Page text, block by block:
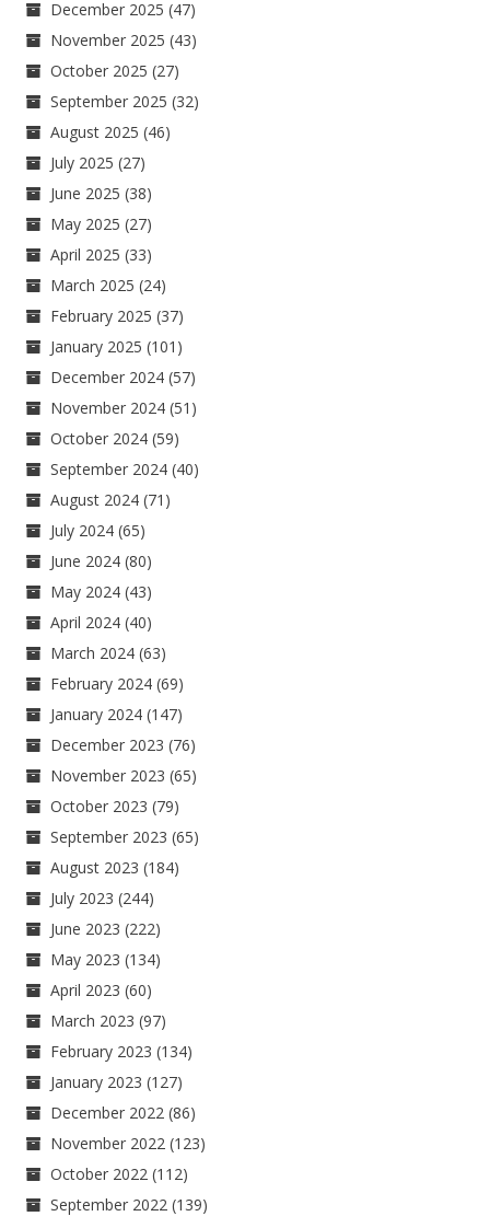
December 2025 (47)
November 2025 (43)
October 2025 (27)
September 2025 (32)
August 2025 (46)
July 2025 (27)
June 2025 (38)
May 2025 (27)
April 2025 (33)
March 2025 (24)
February 2025 (37)
January 2025 (101)
December 2024 (57)
November 2024 (51)
October 2024 (59)
September 2024 (40)
August 2024 (71)
July 2024 (65)
June 2024 (80)
May 2024 (43)
April 2024 (40)
March 2024 (63)
February 2024 (69)
January 2024 (147)
December 2023 (76)
November 2023 (65)
October 2023 (79)
September 2023 (65)
August 2023 (184)
July 2023 (244)
June 2023 (222)
May 2023 (134)
April 2023 (60)
March 2023 (97)
February 2023 (134)
January 2023 (127)
December 2022 (86)
November 2022 (123)
October 2022 (112)
September 2022 (139)